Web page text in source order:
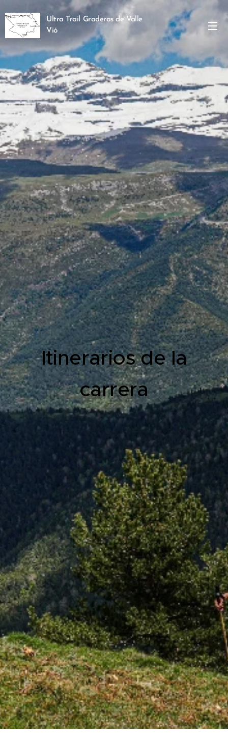
Ultra Trail Graderas de Valle
Vió
Itinerarios de la
carrera